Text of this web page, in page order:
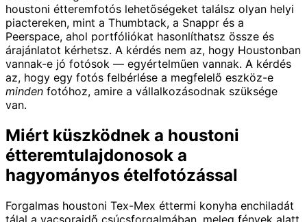
houstoni étteremfotós lehetőségeket találsz olyan helyi
piactereken, mint a Thumbtack, a Snappr és a
Peerspace, ahol portfóliókat hasonlíthatsz össze és
árajánlatot kérhetsz. A kérdés nem az, hogy Houstonban
vannak-e jó fotósok — egyértelműen vannak. A kérdés
az, hogy egy fotós felbérlése a megfelelő eszköz-e
minden fotóhoz, amire a vállalkozásodnak szüksége
van.
Miért küszködnek a houstoni
étteremtulajdonosok a
hagyományos ételfotózással
Forgalmas houstoni Tex-Mex éttermi konyha enchiladát
tálal a vacsoraidő csúcsforgalmában, meleg fények alatt